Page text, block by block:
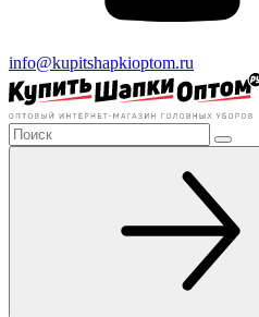
info@kupitshapkioptom.ru